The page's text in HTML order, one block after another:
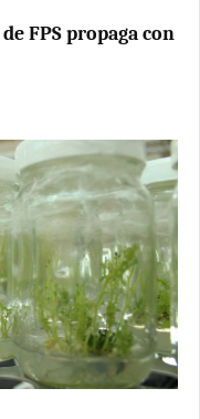
FPS propaga con